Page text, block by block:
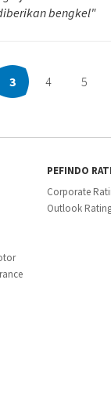
bengkel"
3 4 5
PEFINDO
Corporate
Outlook